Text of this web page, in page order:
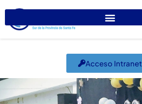
Acceso Intranet